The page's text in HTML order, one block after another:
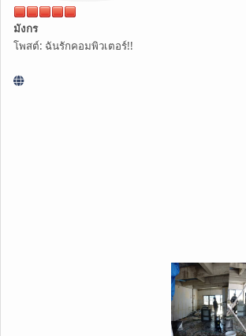
มังกร
โพสต์: ฉันรักคอมพิวเตอร์!!